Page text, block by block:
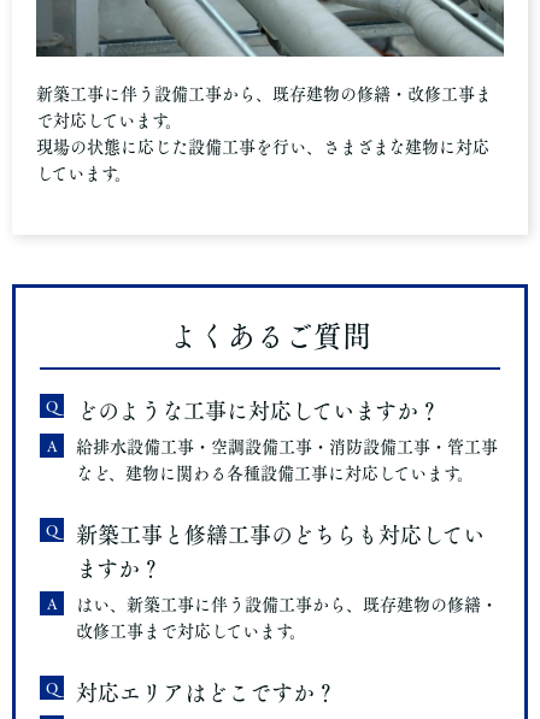
新築工事に伴う設備工事から、既存建物の修繕・改修工事ま
で対応しています。
現場の状態に応じた設備工事を行い、さまざまな建物に対応
しています。
よくあるご質問
Q どのような工事に対応していますか？
A
給排水設備工事・空調設備工事・消防設備工事・管工事
など、建物に関わる各種設備工事に対応しています。
Q
新築工事と修繕工事のどちらも対応してい
ますか？
A
はい、新築工事に伴う設備工事から、既存建物の修繕・
改修工事まで対応しています。
Q 対応エリアはどこですか？